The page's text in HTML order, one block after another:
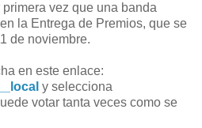
vez que una banda
la Entrega de Premios, que se
de noviembre.
en este enlace:
y selecciona
votar tanta veces como se